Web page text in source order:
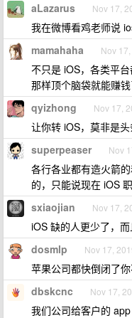
aLazarus Nov 17,
我在微博看鸡老师说
mamahaha Nov
不只是 iOS，各类平
那样顶个脑袋就能赚钱
qyizhong Nov 17,
让你转 iOS，莫非是头
superpeaser Nov
各行各业都有造火箭
的，只能说现在 iOS
sxiaojian Nov 17,
iOS 缺的人更少了，
dosmlp Nov 17,
苹果公司都快倒闭了
dbskcnc Nov 17,
我们公司给客户的